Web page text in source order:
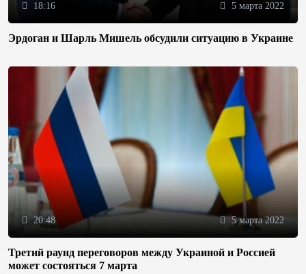
18:16 5 марта 2022
Эрдоган и Шарль Мишель обсудили ситуацию в Украине
20:48 5 марта 2022
Третий раунд переговоров между Украиной и Россией
может состояться 7 марта